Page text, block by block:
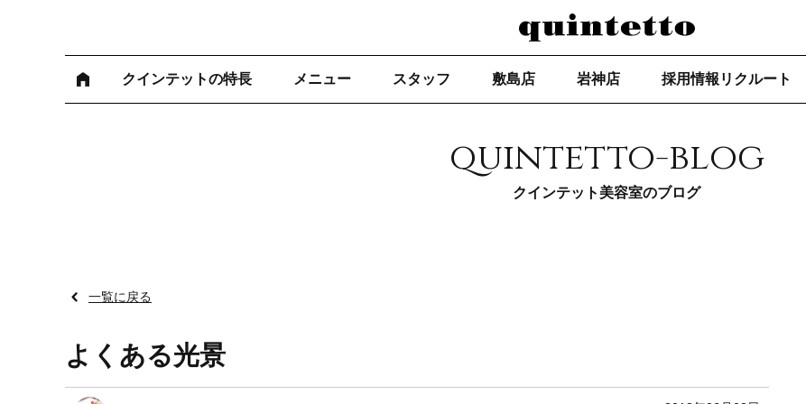
クインテットの特長 メニュー スタッフ 敷島店 岩神店 採用情報リクルート
quintetto-blog
クインテット美容室のブログ
一覧に戻る
よくある光景